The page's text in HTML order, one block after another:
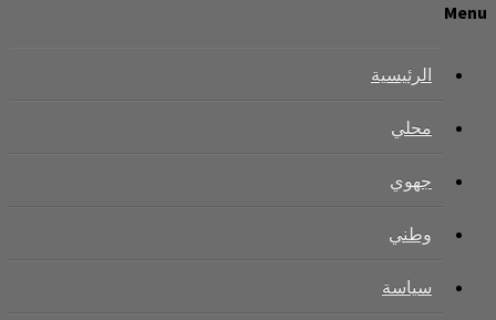
Menu
الرئيسية
محلي
جهوي
وطني
سياسة